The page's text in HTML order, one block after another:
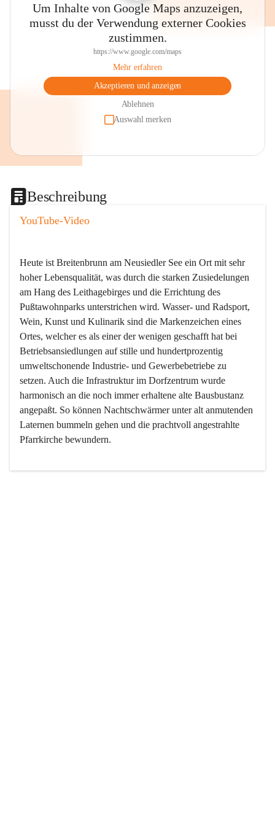
Um Inhalte von Google Maps anzuzeigen,
musst du der Verwendung externer Cookies
zustimmen.
https://www.google.com/maps
Mehr erfahren
Akzeptieren und anzeigen
Ablehnen
Auswahl merken
Beschreibung
YouTube-Video
Heute ist Breitenbrunn am Neusiedler See ein Ort mit sehr
hoher Lebensqualität, was durch die starken Zusiedelungen
am Hang des Leithagebirges und die Errichtung des
Pußtawohnparks unterstrichen wird. Wasser- und Radsport,
Wein, Kunst und Kulinarik sind die Markenzeichen eines
Ortes, welcher es als einer der wenigen geschafft hat bei
Betriebsansiedlungen auf stille und hundertprozentig
umweltschonende Industrie- und Gewerbebetriebe zu
setzen. Auch die Infrastruktur im Dorfzentrum wurde
harmonisch an die noch immer erhaltene alte Bausbustanz
angepaßt. So können Nachtschwärmer unter alt anmutenden
Laternen bummeln gehen und die prachtvoll angestrahlte
Pfarrkirche bewundern.
Der Weinbau dominert heute nicht mehr, ist aber integrativer